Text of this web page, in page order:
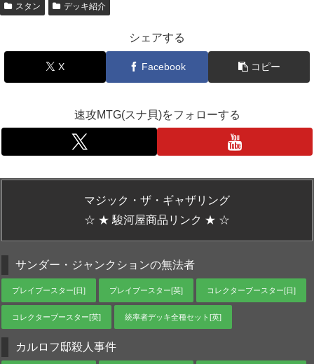
スタン デッキ紹介
シェアする
X Facebook コピー
速攻MTG(スナ貝)をフォローする
マジック・ザ・ギャザリング
☆ ★ 駿河屋商品リンク ★ ☆
サンダー・ジャンクションの無法者
プレイブースター[日] プレイブースター[英] コレクターブースター[日]
コレクターブースター[英] 統率者デッキ全種セット[英]
カルロフ邸殺人事件